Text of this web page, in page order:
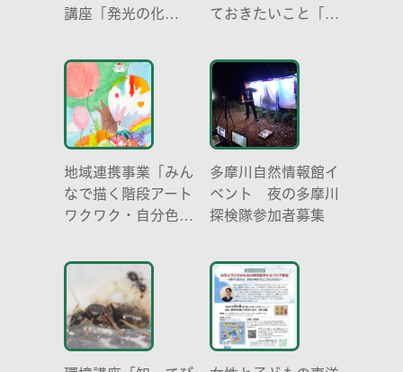
講座「発光の化
い光-」
ておきたいこと「プ
どう伝える? (幼児
編)」
地域連携事業「みん
なで描く階段アート
ワクワク・自分色の
多摩川自然情報館イ
ベント 夜の多摩川
探検隊参加者募集